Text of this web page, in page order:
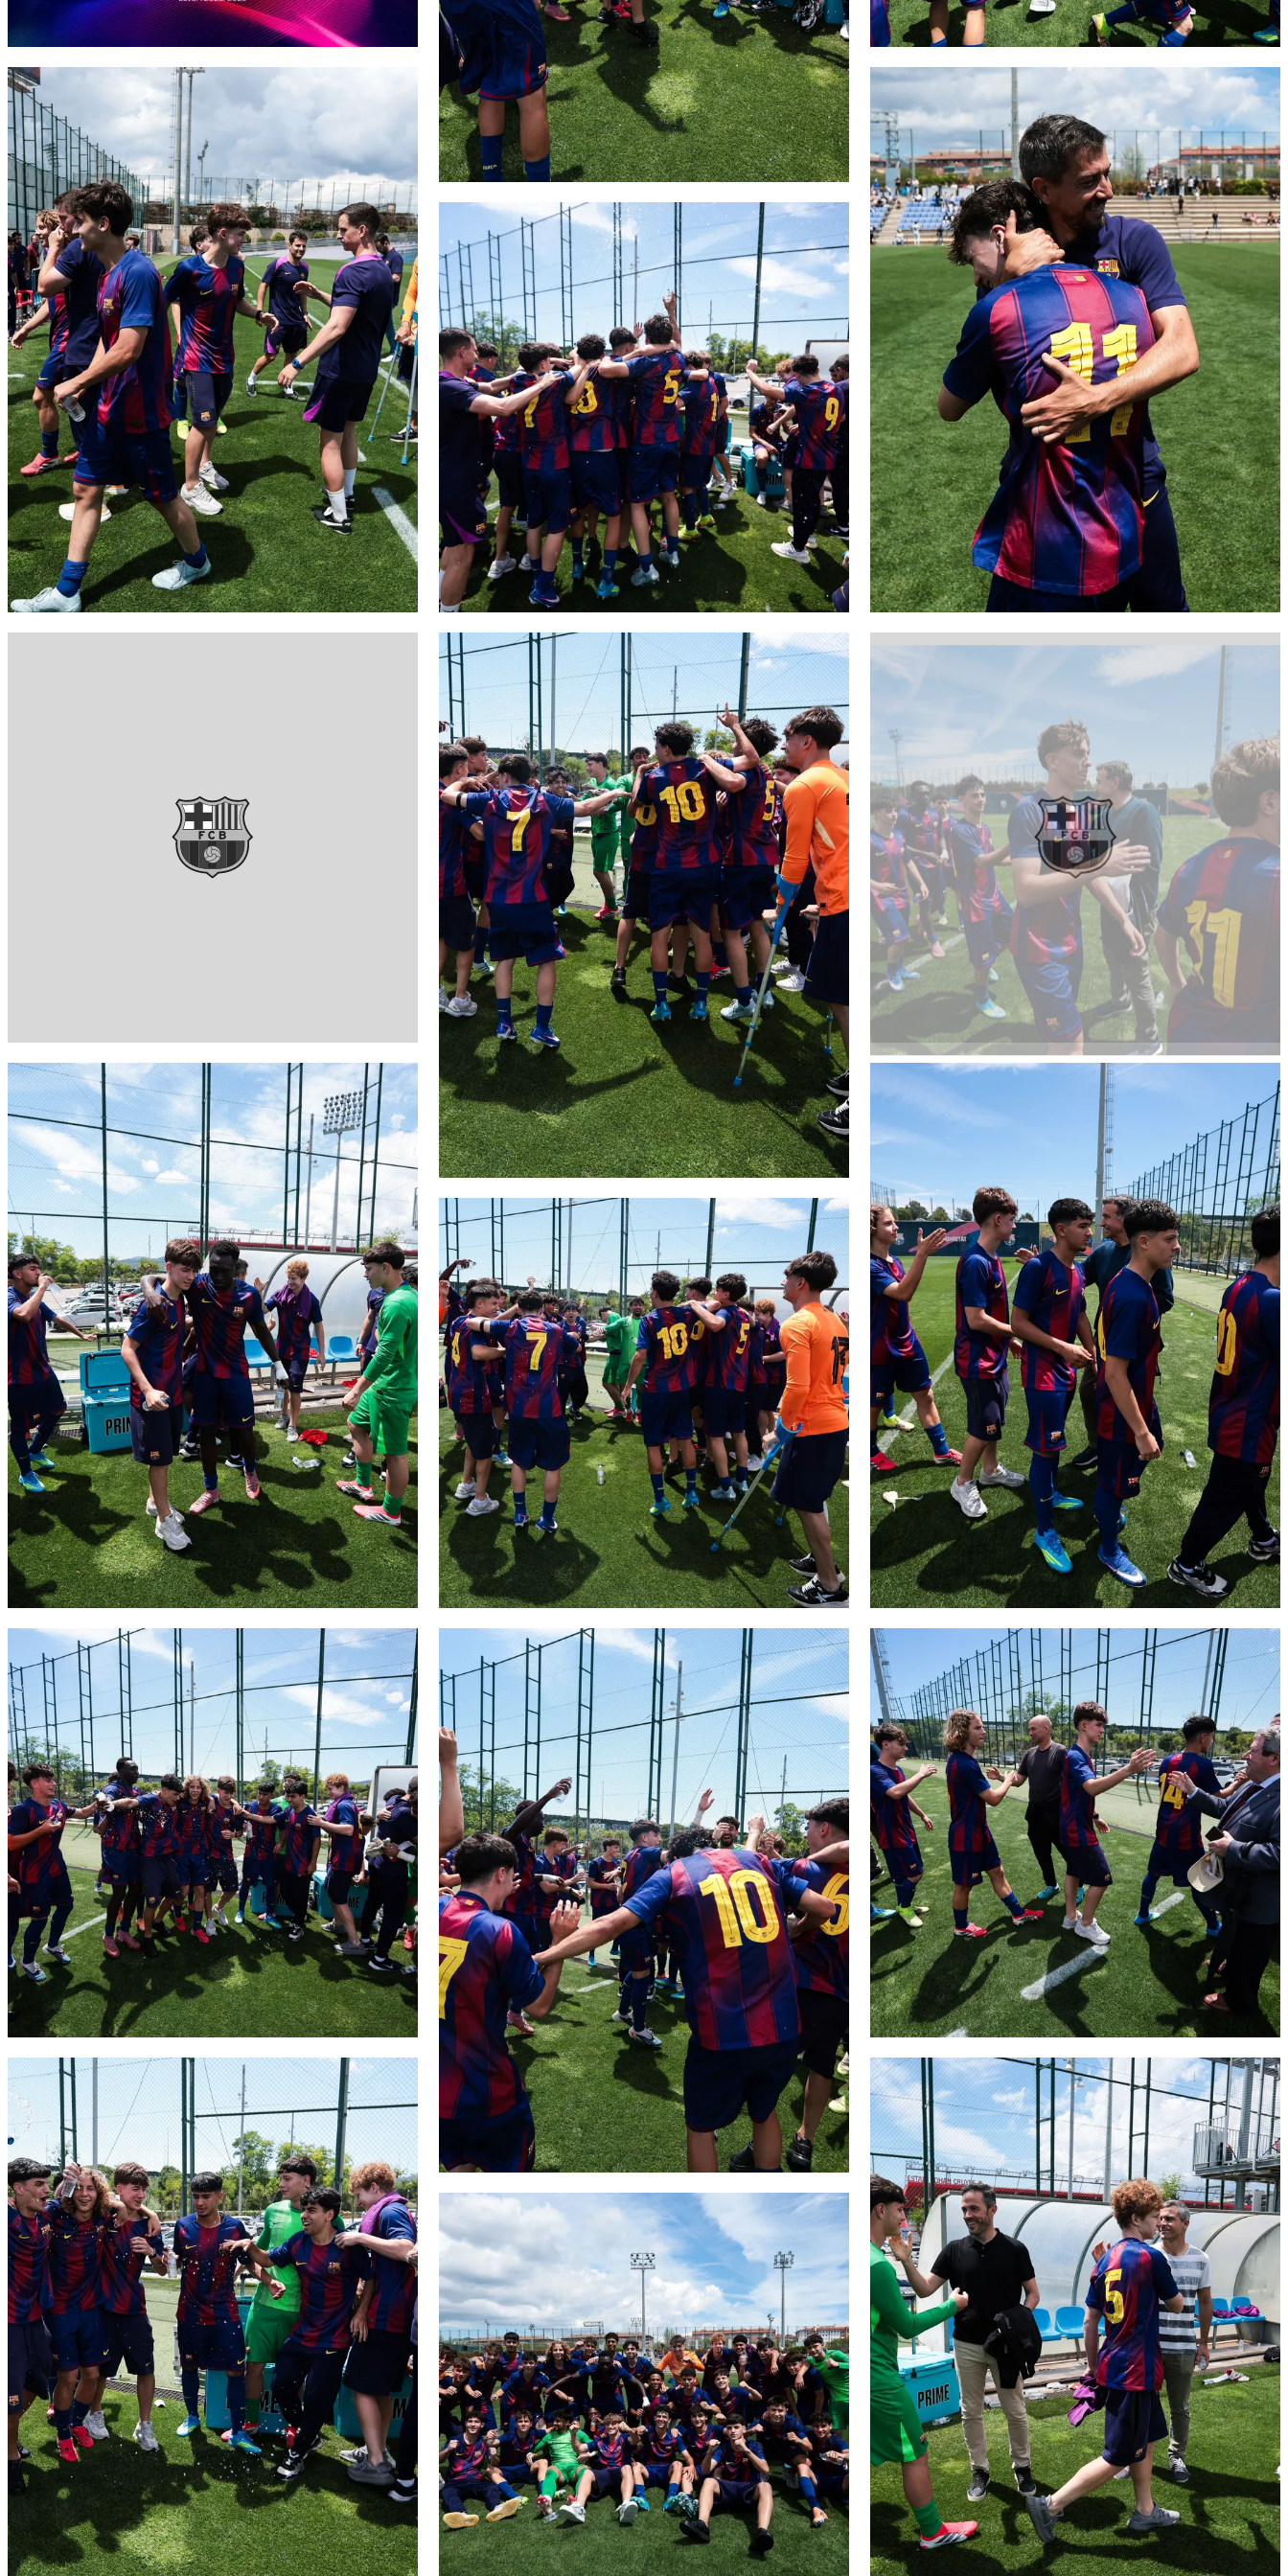
FC Barcelona club badge
FC Barcelona club badge
FC Barcelona club badge
FC Barcelona club badge
FC Barcelona club badge
FC Barcelona club badge
FC Barcelona club badge
FC Barcelona club badge
FC Barcelona club badge
FC Barcelona club badge
FC Barcelona club badge
FC Barcelona club badge
FC Barcelona club badge
FC Barcelona club badge